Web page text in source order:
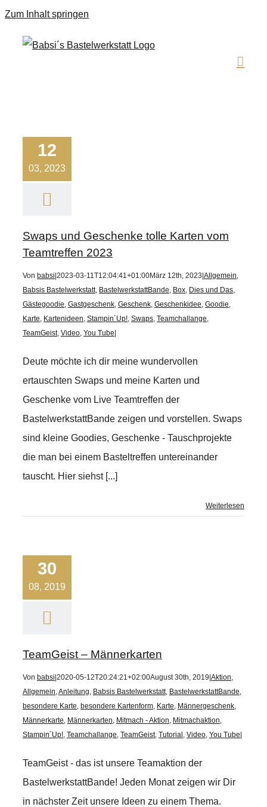
Zum Inhalt springen
12
03, 2023
Swaps und Geschenke tolle Karten vom
Teamtreffen 2023
Von babsi 2023-03-11T12:04:41+01:00März 12th, 2023 Allgemein,
Babsis Bastelwerkstatt, BastelwerkstattBande, Box, Dies und Das,
Gästegoodie, Gastgeschenk, Geschenk, Geschenkidee, Goodie,
Karte, Kartenideen, Stampin´Up!, Swaps, Teamchallange,
TeamGeist, Video, You Tube
Deute möchte ich dir meine wundervollen
ertauschten Swaps und meine Karten und
Geschenke vom Live Teamtreffen der
BastelwerkstattBande zeigen und vorstellen. Swaps
sind kleine Goodies, Geschenke - Tauschprojekte
die man bei einem Basteltreffen untereinander
tauscht. Hier siehst [...]
Weiterlesen
30
08, 2019
TeamGeist – Männerkarten
Von babsi 2020-05-12T20:24:21+02:00August 30th, 2019 Aktion,
Allgemein,Anleitung, Babsis Bastelwerkstatt, BastelwerkstattBande,
besondere Karte, besondere Kartenform, Karte, Männergeschenk,
Männerkarte, Männerkarten, Mitmach - Aktion, Mitmachaktion,
Stampin´Up!, Teamchallange, TeamGeist, Tutorial , Video, You Tube
TeamGeist - das ist unsere Teamaktion der
BastelwerkstattBande! Jeden Monat zeigen wir Dir
in nächster Zeit unsere Ideen zu einem Thema.